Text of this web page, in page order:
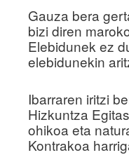
Gauza bera
bizi diren
Elebidunek ez
elebidunekin
Ibarraren iritzi
Hizkuntza
ohikoa eta
Kontrakoa